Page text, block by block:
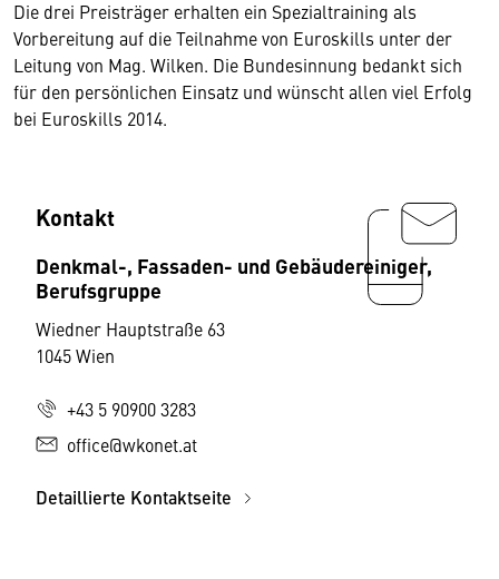
Die drei Preisträger erhalten ein Spezialtraining als
Vorbereitung auf die Teilnahme von Euroskills unter der
Leitung von Mag. Wilken. Die Bundesinnung bedankt sich
für den persönlichen Einsatz und wünscht allen viel Erfolg
bei Euroskills 2014.
Kontakt
Denkmal-, Fassaden- und Gebäudereiniger,
Berufsgruppe
Wiedner Hauptstraße 63
1045 Wien
+43 5 90900 3283
office@wkonet.at
Detaillierte Kontaktseite